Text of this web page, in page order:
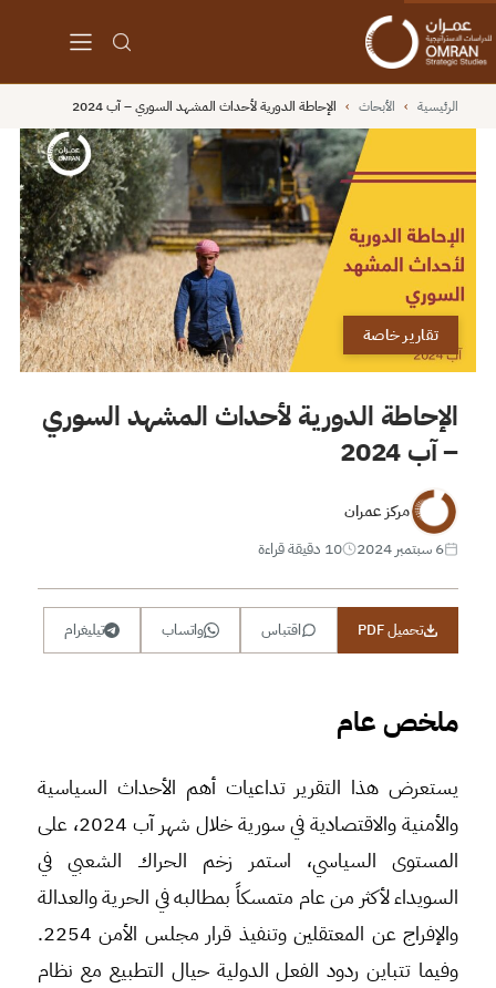
الرئيسية › الأبحاث › الإحاطة الدورية لأحداث المشهد السوري – آب 2024
تقارير خاصة
الإحاطة الدورية لأحداث المشهد السوري
– آب 2024
مركز عمران
6 سبتمبر 2024
10 دقيقة قراءة
تحميل PDF اقتباس واتساب تيليغرام
ملخص عام
يستعرض هذا التقرير تداعيات أهم الأحداث السياسية
والأمنية والاقتصادية في سورية خلال شهر آب 2024، على
المستوى السياسي، استمر زخم الحراك الشعبي في
السويداء لأكثر من عام متمسكاً بمطالبه في الحرية والعدالة
والإفراج عن المعتقلين وتنفيذ قرار مجلس الأمن 2254.
وفيما تتباين ردود الفعل الدولية حيال التطبيع مع نظام